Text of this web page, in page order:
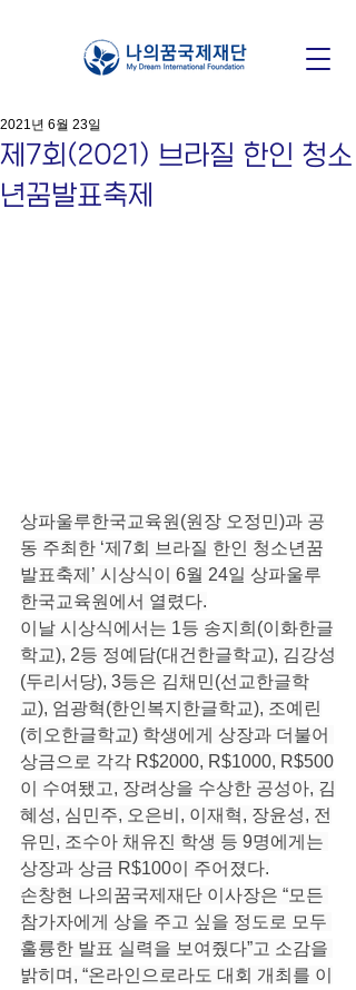
제7회(2021) 브라질 한인 청소
년꿈발표축제
2021년 6월 23일
상파울루한국교육원(원장 오정민)과 공
동 주최한 ‘제7회 브라질 한인 청소년꿈
발표축제’ 시상식이 6월 24일 상파울루
한국교육원에서 열렸다.
이날 시상식에서는 1등 송지희(이화한글
학교), 2등 정예담(대건한글학교), 김강성
(두리서당), 3등은 김채민(선교한글학
교), 엄광혁(한인복지한글학교), 조예린
(히오한글학교) 학생에게 상장과 더불어
상금으로 각각 R$2000, R$1000, R$500
이 수여됐고, 장려상을 수상한 공성아, 김
혜성, 심민주, 오은비, 이재혁, 장윤성, 전
유민, 조수아 채유진 학생 등 9명에게는
상장과 상금 R$100이 주어졌다.
손창현 나의꿈국제재단 이사장은 “모든
참가자에게 상을 주고 싶을 정도로 모두
훌륭한 발표 실력을 보여줬다”고 소감을
밝히며, “온라인으로라도 대회 개최를 이